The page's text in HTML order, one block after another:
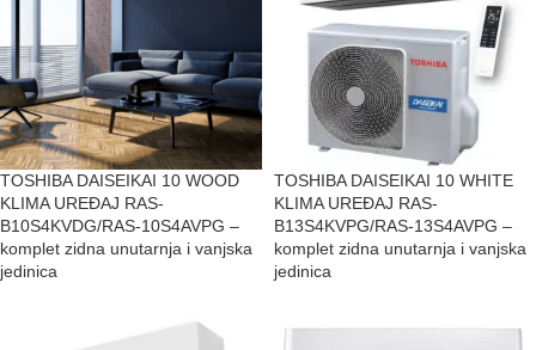
TOSHIBA DAISEIKAI 10 WOOD
KLIMA UREĐAJ RAS-
B10S4KVDG/RAS-10S4AVPG –
komplet zidna unutarnja i vanjska
jedinica
TOSHIBA DAISEIKAI 10 WHITE
KLIMA UREĐAJ RAS-
B13S4KVPG/RAS-13S4AVPG –
komplet zidna unutarnja i vanjska
jedinica